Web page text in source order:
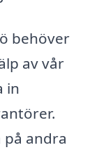
behöver
av vår
in
andra